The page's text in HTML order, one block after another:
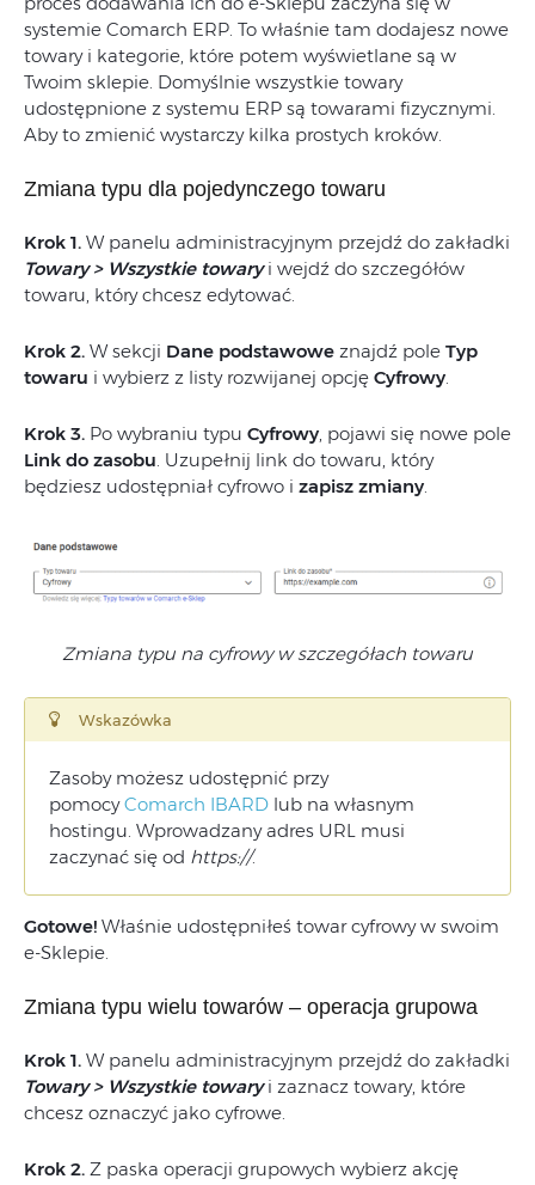
systemie Comarch ERP. To właśnie tam dodajesz nowe
towary i kategorie, które potem wyświetlane są w
Twoim sklepie. Domyślnie wszystkie towary
udostępnione z systemu ERP są towarami fizycznymi.
Aby to zmienić wystarczy kilka prostych kroków.
Zmiana typu dla pojedynczego towaru
Krok 1. W panelu administracyjnym przejdź do zakładki
Towary > Wszystkie towaryi wejdź do szczegółów
towaru, który chcesz edytować.
Krok 2. W sekcji Dane podstawowe znajdź pole Typ
towaru i wybierz z listy rozwijanej opcję Cyfrowy.
Krok 3. Po wybraniu typu Cyfrowy, pojawi się nowe pole
Link do zasobu. Uzupełnij link do towaru, który
będziesz udostępniał cyfrowo i zapisz zmiany.
Zmiana typu na cyfrowy w szczegółach towaru
Wskazówka
Zasoby możesz udostępnić przy
pomocyComarch IBARD lub na własnym
hostingu. Wprowadzany adres URL musi
zaczynać się od https://.
Gotowe! Właśnie udostępniłeś towar cyfrowy w swoim
e-Sklepie.
Zmiana typu wielu towarów – operacja grupowa
Krok 1. W panelu administracyjnym przejdź do zakładki
Towary > Wszystkie towaryi zaznacz towary, które
chcesz oznaczyć jako cyfrowe.
Krok 2. Z paska operacji grupowych wybierz akcję